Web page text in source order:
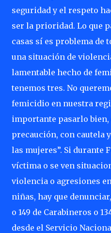
seguridad y el respeto
ser la prioridad. Lo que
casas sí es problema de
una situación de
lamentable hecho de
tenemos tres. No
femicidio en nuestra
importante pasarlo bien,
precaución, con cautela
las mujeres”. Si durante
víctima o se ven
violencia o agresiones
niñas, hay que
o 149 de Carabineros o
desde el Servicio